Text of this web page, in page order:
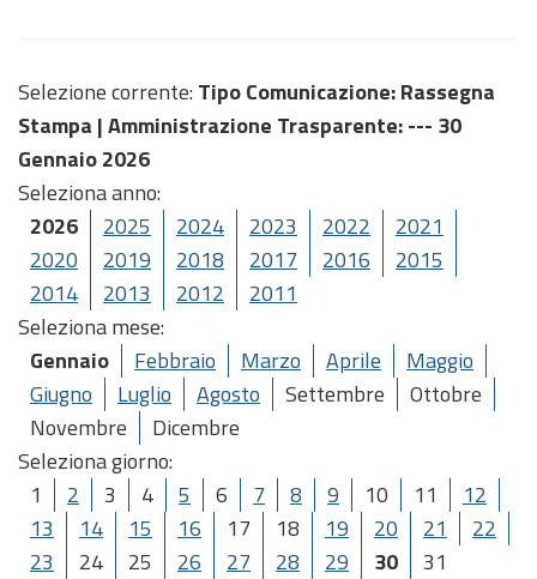
Selezione corrente: Tipo Comunicazione: Rassegna
Stampa |Amministrazione Trasparente: --- 30
Gennaio 2026
Seleziona anno:
2026
2025 2024 2023 2022
2021
2020
2019 2018 2017 2016
2015
2014
2013 2012
2011
Seleziona mese:
Gennaio
Febbraio Marzo Aprile
Maggio
Giugno
Luglio Agosto Settembre
Ottobre
Novembre
Dicembre
Seleziona giorno:
1
2 3 4 5 6 7 8 9 10 11
12
13
14 15 16 17 18 19 20 21
22
23
24 25 26 27 28 29 30 31